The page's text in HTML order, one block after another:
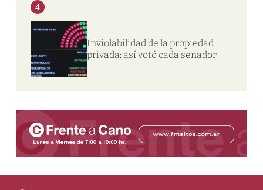
4
Inviolabilidad de la propiedad
privada: así votó cada senador